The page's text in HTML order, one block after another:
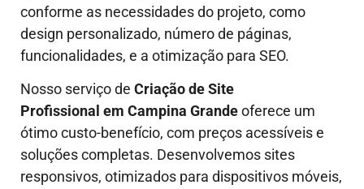
conforme as necessidades do projeto, como
design personalizado, número de páginas,
funcionalidades, e a otimização para SEO.
Nosso serviço de Criação de Site
Profissional em Campina Grandeoferece um
ótimo custo-benefício, com preços acessíveis e
soluções completas. Desenvolvemos sites
responsivos, otimizados para dispositivos móveis,